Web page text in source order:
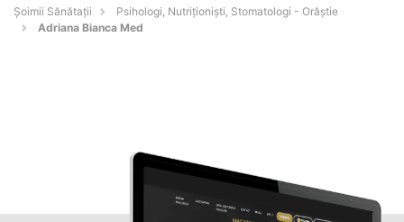
Şoimii Sănătații
Psihologi, Nutriționiști, Stomatologi - Orăştie
Adriana Bianca Med